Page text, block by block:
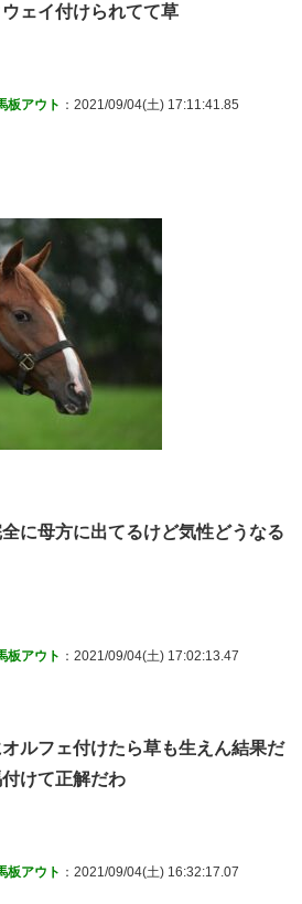
ェイ付けられてて草
板アウト ：2021/09/04(土) 17:11:41.85
に母方に出てるけど気性どうなる
板アウト ：2021/09/04(土) 17:02:13.47
ルフェ付けたら草も生えん結果だ
けて正解だわ
板アウト ：2021/09/04(土) 16:32:17.07